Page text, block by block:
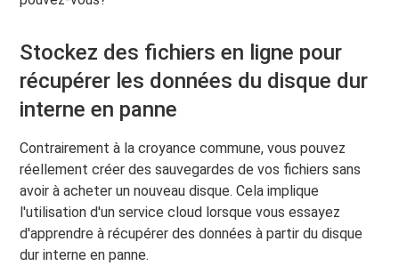
Stockez des fichiers en ligne pour
récupérer les données du disque dur
interne en panne
Contrairement à la croyance commune, vous pouvez
réellement créer des sauvegardes de vos fichiers sans
avoir à acheter un nouveau disque. Cela implique
l'utilisation d'un service cloud lorsque vous essayez
d'apprendre à récupérer des données à partir du disque
dur interne en panne.